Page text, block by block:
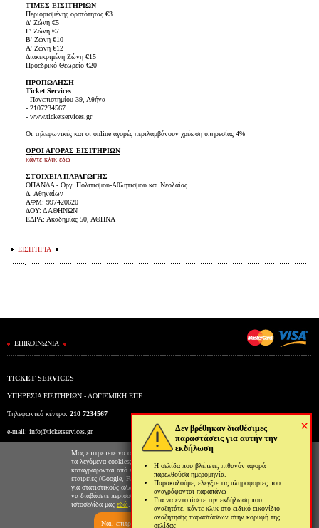
×
Δεν βρέθηκαν διαθέσιμες
παραστάσεις για αυτήν την
εκδήλωση
Η σελίδα που βλέπετε, πιθανόν αφορά
παρελθούσα ημερομηνία.
Παρακαλούμε, ελέγξτε τις πληροφορίες που
αναγράφονται παραπάνω
Για να εντοπίσετε την εκδήλωση που
αναζητάτε, κάντε κλικ στο ειδικό εικονίδιο
αναζήτησης παραστάσεων στην κορυφή της
σελίδας
ΤΙΜΕΣ ΕΙΣΙΤΗΡΙΩΝ
Περιορισμένης ορατότητας €3
Δ' Ζώνη €5
Γ' Ζώνη €7
Β' Ζώνη €10
Α' Ζώνη €12
Διακεκριμένη Ζώνη €15
Προεδρικό Θεωρείο €20
ΠΡΟΠΩΛΗΣΗ
Ticket Services
- Πανεπιστημίου 39, Αθήνα
- 2107234567
- www.ticketservices.gr
Οι τηλεφωνικές και οι online αγορές περιλαμβάνουν χρέωση υπηρεσίας 4%
ΟΡΟΙ ΑΓΟΡΑΣ ΕΙΣΙΤΗΡΙΩΝ
κάντε κλικ εδώ
ΣΤΟΙΧΕΙΑ ΠΑΡΑΓΩΓΗΣ
ΟΠΑΝΔΑ - Οργ. Πολιτισμού-Αθλητισμού και Νεολαίας
Δ. Αθηναίων
ΑΦΜ: 997420620
ΔΟΥ: Δ ΑΘΗΝΩΝ
ΕΔΡΑ: Ακαδημίας 50, ΑΘΗΝΑ
ΕΙΣΙΤΗΡΙΑ
ΕΠΙΚΟΙΝΩΝΙΑ
TICKET SERVICES
ΥΠΗΡΕΣΙΑ ΕΙΣΙΤΗΡΙΩΝ - ΛΟΓΙΣΜΙΚΗ ΕΠΕ
Τηλεφωνικό κέντρο: 210 7234567
e-mail: info@ticketservices.gr
Εκδοτήριο: Πανεπιστημίου 39 (Στοά Πεσμαζόγλου), Αθήνα
Ώρες λειτουργίας εκδοτηρίου: Δευ-Παρ: 9πμ-5μμ
Μας επιτρέπετε να αποθηκεύουμε στον φυλλομετρητή σας
τα λεγόμενα cookies; Με αυτόν τον τρόπο θα
καταγράφονται από εμάς και τρίτες συνεργαζόμενες
εταιρείες (Google, Facebook κτλ) στοιχεία επισκεψιμότητας
για στατιστικούς αλλά και διαφημιστικούς λόγους. Μπορείτε
να διαβάσετε περισσότερα για την χρήση cookies από την
ιστοσελίδα μας εδώ
Ναι, επιτρέπω Όχι, δεν επιτρέπω